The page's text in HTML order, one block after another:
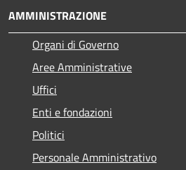
AMMINISTRAZIONE
Organi di Governo
Aree Amministrative
Uffici
Enti e fondazioni
Politici
Personale Amministrativo